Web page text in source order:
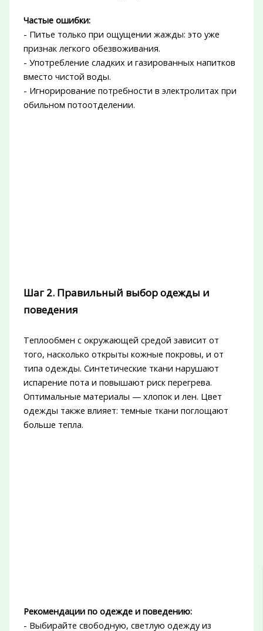
Частые ошибки:
- Питье только при ощущении жажды: это уже
признак легкого обезвоживания.
- Употребление сладких и газированных напитков
вместо чистой воды.
- Игнорирование потребности в электролитах при
обильном потоотделении.
Шаг 2. Правильный выбор одежды и
поведения
Теплообмен с окружающей средой зависит от
того, насколько открыты кожные покровы, и от
типа одежды. Синтетические ткани нарушают
испарение пота и повышают риск перегрева.
Оптимальные материалы — хлопок и лен. Цвет
одежды также влияет: темные ткани поглощают
больше тепла.
Рекомендации по одежде и поведению:
- Выбирайте свободную, светлую одежду из